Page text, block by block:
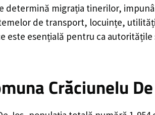
determină migrația tinerilor,
de transport, locuințe,
este esențială pentru ca
Crăciunelu